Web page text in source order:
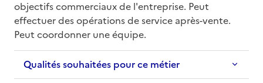
objectifs commerciaux de l'entreprise. Peut
effectuer des opérations de service après-vente.
Peut coordonner une équipe.
Qualités souhaitées pour ce métier